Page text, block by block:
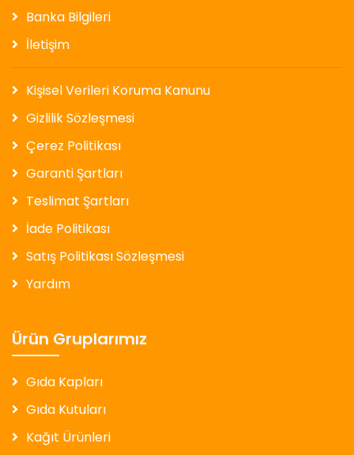
Banka Bilgileri
İletişim
Kişisel Verileri Koruma Kanunu
Gizlilik Sözleşmesi
Çerez Politikası
Garanti Şartları
Teslimat Şartları
İade Politikası
Satış Politikası Sözleşmesi
Yardım
Ürün Gruplarımız
Gıda Kapları
Gıda Kutuları
Kağıt Ürünleri